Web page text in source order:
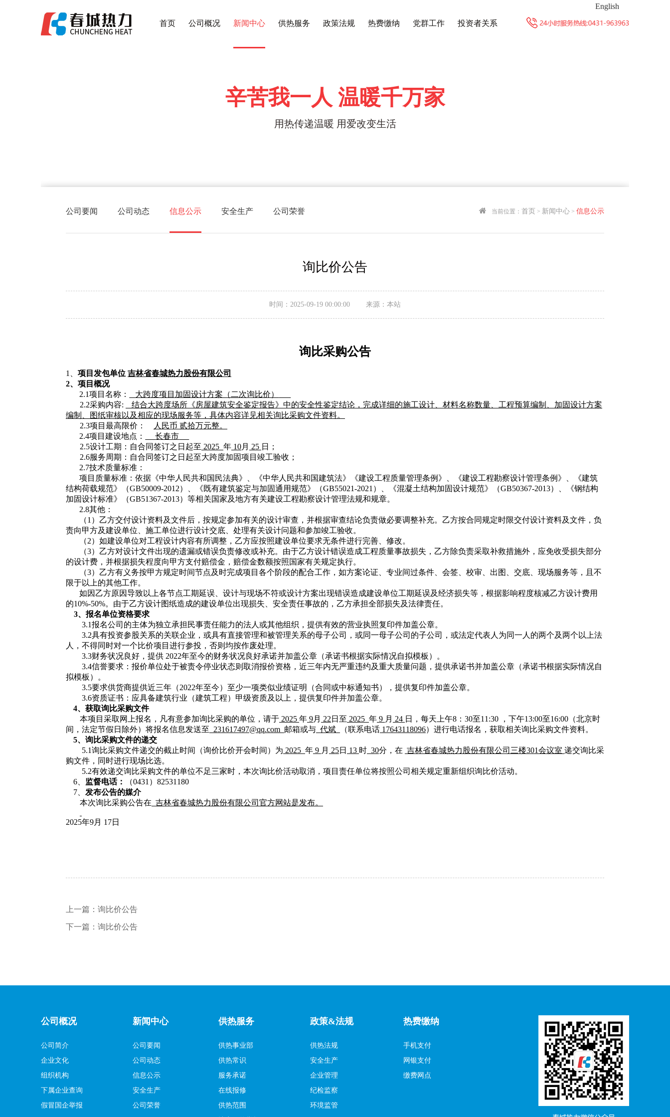
首页 公司概况 新闻中心 供热服务 政策法规 热费缴纳 党群工作 投资者关系
English
辛苦我一人 温暖千万家
用热传递温暖 用爱改变生活
公司要闻 公司动态 信息公示 安全生产 公司荣誉 当前位置： 首页 > 新闻中心 > 信息公示
询比价公告
时间：2025-09-19 00:00:00 来源：本站
询比采购公告
1、 项目发包单位 吉林省春城热力股份有限公司
2、项目概况
2.1项目名称：
大跨度项目加固设计方案（二次询比价）
2.2采购内容:
结合大跨度场所《房屋建筑安全鉴定报告》中的安全性鉴定结论，完成详细的施工设计、材料名称数量、工程预算编制、加固设计方案
编制、图纸审核以及相应的现场服务等，具体内容详见相关询比采购文件资料。
2.3项目最高限价：
人民币 贰拾万元整。
2.4项目建设地点：
长春市
2.5设计工期：自合同签订之日起至 2025 年 10月 25 日
；
2.6服务周期：自合同签订之日起至大跨度加固项目竣工验收；
2.7技术质量标准：
项目质量标准：依据《中华人民共和国民法典》、《中华人民共和国建筑法》《建设工程质量管理条例》、《建设工程勘察设计管理条例》、《建筑
结构荷载规范》（GB50009-2012）、《既有建筑鉴定与加固通用规范》（GB55021-2021）、《混凝土结构加固设计规范》（GB50367-2013）、《钢结构
加固设计标准》（GB51367-2013）等相关国家及地方有关建设工程勘察设计管理法规和规章。
2.8其他：
（1）乙方交付设计资料及文件后，按规定参加有关的设计审查，并根据审查结论负责做必要调整补充。乙方按合同规定时限交付设计资料及文件，负
责向甲方及建设单位、施工单位进行设计交底、处理有关设计问题和参加竣工验收。
（2）如建设单位对工程设计内容有所调整，乙方应按照建设单位要求无条件进行完善、修改。
（3）乙方对设计文件出现的遗漏或错误负责修改或补充。由于乙方设计错误造成工程质量事故损失，乙方除负责采取补救措施外，应免收受损失部分
的设计费，并根据损失程度向甲方支付赔偿金，赔偿金数额按照国家有关规定执行。
（3）乙方有义务按甲方规定时间节点及时完成项目各个阶段的配合工作，如方案论证、专业间过条件、会签、校审、出图、交底、现场服务等，且不
限于以上的其他工作。
如因乙方原因导致以上各节点工期延误、设计与现场不符或设计方案出现错误造成建设单位工期延误及经济损失等，根据影响程度核减乙方设计费用
的10%-50%。由于乙方设计图纸造成的建设单位出现损失、安全责任事故的，乙方承担全部损失及法律责任。
3、 报名单位资格要求
3.1报名公司的主体为独立承担民事责任能力的法人或其他组织，提供有效的营业执照复印件加盖公章。
3.2具有投资参股关系的关联企业，或具有直接管理和被管理关系的母子公司，或同一母子公司的子公司，或法定代表人为同一人的两个及两个以上法
人，不得同时对一个比价项目进行参投，否则均按作废处理。
3.3财务状况良好，提供 2022年至今的财务状况良好承诺并加盖公章（承诺书根据实际情况自拟模板）。
3.4信誉要求：报价单位处于被责令停业状态则取消报价资格，近三年内无严重违约及重大质量问题，提供承诺书并加盖公章（承诺书根据实际情况自
拟模板）。
3.5要求供货商提供近三年（2022年至今）至少一项类似业绩证明（合同或中标通知书），提供复印件加盖公章。
3.6资质证书：应具备建筑行业（建筑工程）甲级资质及以上， 提供复印件并加盖公章。
4、 获取询比采购文件
本项目采取网上报名，凡有意参加询比采购的单位，请于 2025 年 9月 22 日至 2025 年 9 月 24 日 ，每天上午8： 30至11:30 ，下午13:00至16:00（北京时
间，法定节假日除外）将报名信息发送至 231617497@qq.com 邮箱或与 代斌 （联系电话 17643118096）进行电话报名，获取相关询比采购文件资料。
5、 询比采购文件的递交
5.1询比采购文件递交的截止时间（询价比价开会时间）为 2025 年 9 月 25日 13 时 30分， 在 吉林省春城热力股份有限公司 三楼301会议室 递交询比采
购文件，同时进行现场比选。
5.2有效递交询比采购文件的单位不足三家时，本次询比价活动取消，项目责任单位将按照公司相关规定重新组织询比价活动。
6、 监督电话： （0431） 82531180
7、 发布公告的媒介
本次询比采购公告在 吉林省春城热力股份有限公司官方网站是发布。
2025年9月 17日
上一篇： 询比价公告
下一篇： 询比价公告
公司概况
公司简介
企业文化
组织机构
下属企业查询
假冒国企举报
新闻中心
公司要闻
公司动态
信息公示
安全生产
公司荣誉
供热服务
供热事业部
供热常识
服务承诺
在线报修
供热范围
政策&法规
供热法规
安全生产
企业管理
纪检监察
环境监管
热费缴纳
手机支付
网银支付
缴费网点